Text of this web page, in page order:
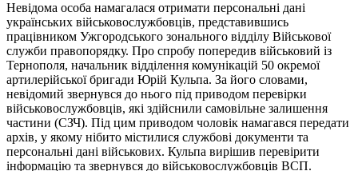
Невідома особа намагалася отримати персональні дані
українських військовослужбовців, представившись
працівником Ужгородського зонального відділу Військової
служби правопорядку. Про спробу попередив військовий із
Тернополя, начальник відділення комунікацій 50 окремої
артилерійської бригади Юрій Кульпа. За його словами,
невідомий звернувся до нього під приводом перевірки
військовослужбовців, які здійснили самовільне залишення
частини (СЗЧ). Під цим приводом чоловік намагався передати
архів, у якому нібито містилися службові документи та
персональні дані військових. Кульпа вирішив перевірити
інформацію та звернувся до військовослужбовців ВСП.